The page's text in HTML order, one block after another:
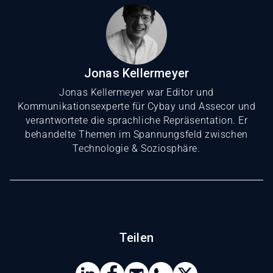
Jonas Kellermeyer
Jonas Kellermeyer war Editor und
Kommunikationsexperte für Cybay und Assecor und
verantwortete die sprachliche Repräsentation. Er
behandelte Themen im Spannungsfeld zwischen
Technologie & Soziosphäre.
Teilen